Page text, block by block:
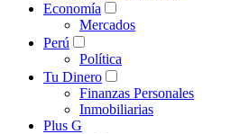
Economía
Mercados
Perú
Política
Tu Dinero
Finanzas Personales
Inmobiliarias
Plus G